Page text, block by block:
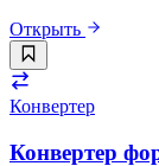
Открыть
Конвертер
Конвертер